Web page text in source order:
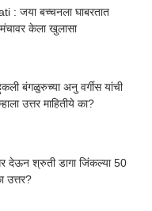
: जया बच्चनला घाबरतात
केला खुलासा
बंगळुरुच्या अनु वर्गीस यांची
उत्तर माहितीये का?
देऊन श्रुती डागा जिंकल्या 50
उत्तर?